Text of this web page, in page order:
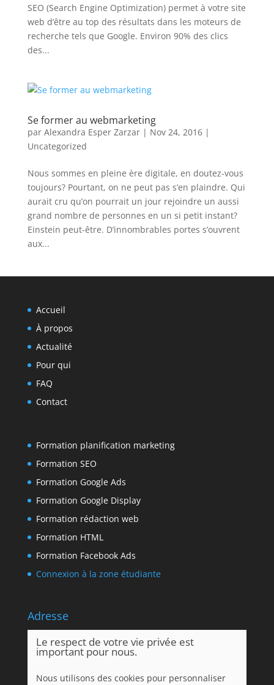
SEO (Search Engine Optimization) permet à votre site
web d’être au top des résultats dans les moteurs de
recherche tels que Google. Environ 90% des clics
des...
Se former au webmarketing
par Alexandra Esper Zarzar| Nov 24, 2016|
Uncategorized
Nous sommes en pleine ère digitale, en doutez-vous
toujours? Pourtant, on ne peut pas s’en plaindre. Qui
aurait cru qu’on pourrait un jour rejoindre un aussi
grand nombre de personnes en un si petit instant?
Einstein peut-être. D’innombrables portes s’ouvrent
aux...
Accueil
À propos
Actualité
Pour qui
FAQ
Contact
Formation planification marketing
Formation SEO
Formation Google Ads
Formation Google Display
Formation rédaction web
Formation HTML
Formation Facebook Ads
Connexion à la zone étudiante
Adresse
Montréal (Québec) H2K 3T1
Le respect de votre vie privée est
important pour nous.
Nous utilisons des cookies pour personnaliser